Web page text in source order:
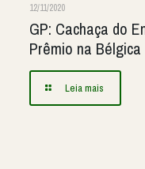
12/11/2020
GP: Cachaça do
Prêmio na Bélgica
Leia mais